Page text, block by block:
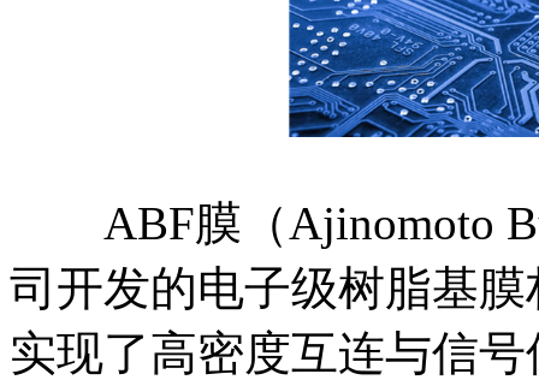
ABF膜（Ajinomoto
司开发的电子级树脂基
实现了高密度互连与信